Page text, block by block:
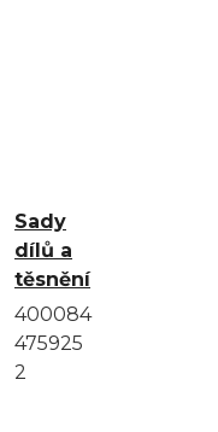
Sady
dílů a
těsnění
400084
475925
2